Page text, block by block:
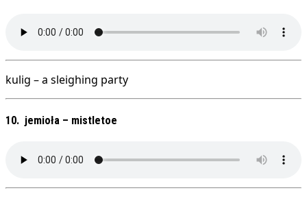
kulig – a sleighing party
10. jemioła – mistletoe